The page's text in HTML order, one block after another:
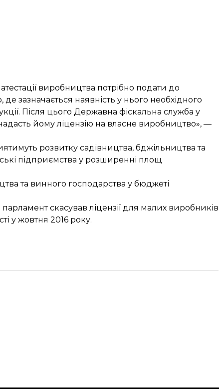
виробництва потрібно подати до
зазначається наявність у нього необхідного
Після цього Державна фіскальна служба у
йому ліцензію на власне виробництво», —
розвитку садівництва, бджільництва та
підприємства у розширенні площ
та винного господарства у бюджеті
парламентскасував ліцензії для малих виробників
у жовтня 2016 року.